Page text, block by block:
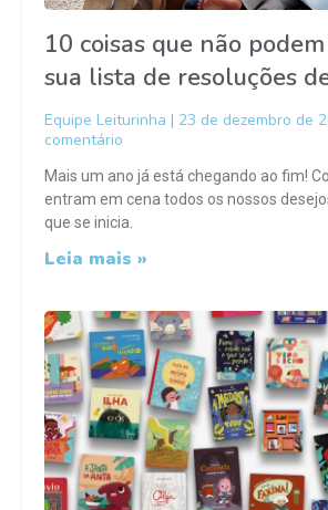
10 coisas que não
sua lista de resoluções
Equipe Leiturinha 23 de dezembro de
comentário
Mais um ano já está chegando ao fim!
entram em cena todos os nossos
que se inicia.
Leia mais »